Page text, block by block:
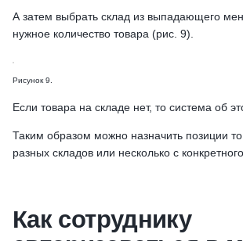
А затем выбрать склад из выпадающего
нужное количество товара (рис. 9).
Рисунок 9.
Если товара на складе нет, то система об
Таким образом можно назначить позиции
разных складов или несколько с конкретного.
Как сотруднику